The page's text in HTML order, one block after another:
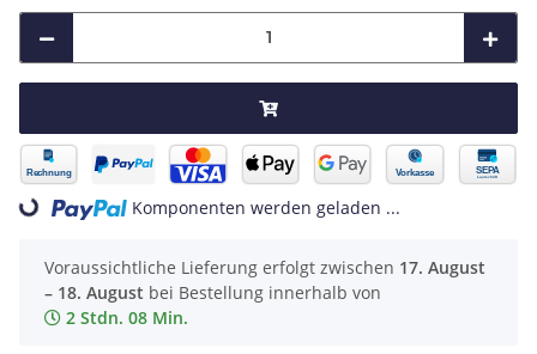
Loading... Komponenten werden geladen ...
Voraussichtliche Lieferung erfolgt zwischen 17. August
– 18. August bei Bestellung innerhalb von
2 Stdn. 08 Min.